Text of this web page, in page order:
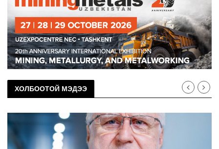
ХОЛБООТОЙ МЭДЭЭ